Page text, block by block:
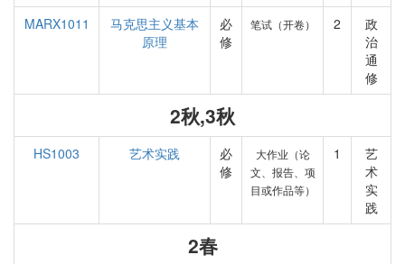
MARX1011
马克思主义基本
原理
必
修
笔试（开卷） 2
政
治
通
修
2秋,3秋
HS1003 艺术实践
必
修
大作业（论
文、报告、项
目或作品等）
1
艺
术
实
践
2春